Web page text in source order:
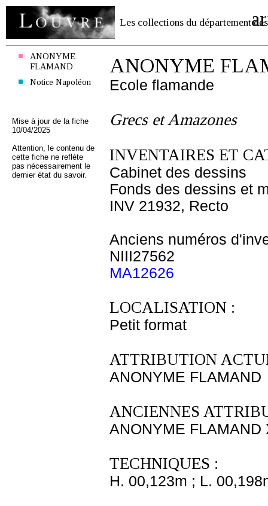
Les collections du département des
ANONYME
FLAMAND
Notice Napoléon
Mise à jour de la fiche
10/04/2025
Attention, le contenu de
cette fiche ne reflète
pas nécessairement le
dernier état du savoir.
ANONYME
Ecole flamande
Grecs et Amazones
INVENTAIRES ET
Cabinet des dessins
Fonds des dessins et
INV 21932, Recto
Anciens numéros
NIII27562
MA12626
LOCALISATION :
Petit format
ATTRIBUTION
ANONYME FLAMAND
ANCIENNES
ANONYME FLAMAND
TECHNIQUES :
H. 00,123m ; L.